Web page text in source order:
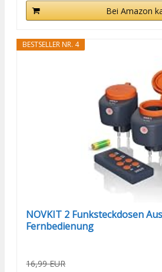
Bei Amazon
BESTSELLER NR. 4
NOVKIT 2 Funksteckdosen
Fernbedienung
16,99 EUR